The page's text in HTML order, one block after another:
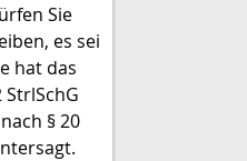
Sie
es sei
hat das
§ 20